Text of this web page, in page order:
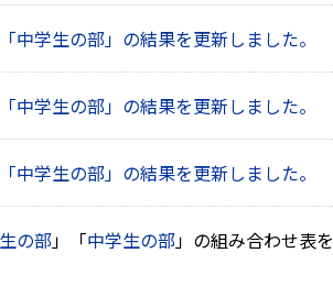
中学生の部」の結果を更新しました。
中学生の部」の結果を更新しました。
中学生の部」の結果を更新しました。
の部」「中学生の部」の組み合わせ表を